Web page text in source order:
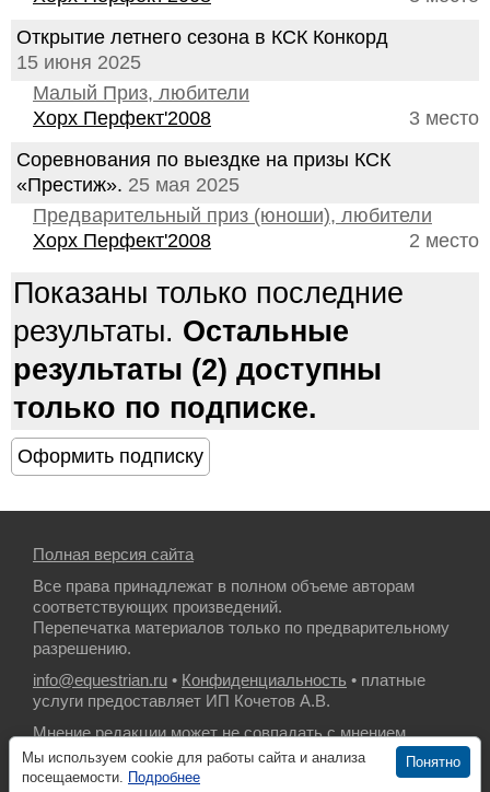
Открытие летнего сезона в КСК Конкорд
15 июня 2025
Малый Приз, любители
3 место
Хорх Перфект'2008
Соревнования по выездке на призы КСК
«Престиж». 25 мая 2025
Предварительный приз (юноши), любители
2 место
Хорх Перфект'2008
Показаны только последние
результаты. Остальные
результаты (2) доступны
только по подписке.
Полная версия сайта
Все права принадлежат в полном объеме авторам
соответствующих произведений.
Перепечатка материалов только по предварительному
разрешению.
info@equestrian.ru • Конфиденциальность • платные
услуги предоставляет ИП Кочетов А.В.
Мнение редакции может не совпадать с мнением
авторов.
Понятно
Мы используем cookie для работы сайта и анализа
посещаемости. Подробнее